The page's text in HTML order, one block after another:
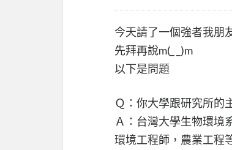
今天請了一個強者我朋
先拜再說m(_ _)m
以下是問題
Ｑ：你大學跟研究所的
Ａ：台灣大學生物環境
環境工程師，農業工程